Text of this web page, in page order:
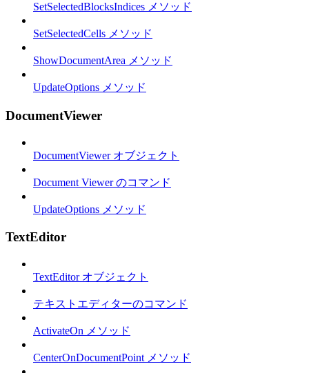
SetSelectedBlocksIndices メソッド
SetSelectedCells メソッド
ShowDocumentArea メソッド
UpdateOptions メソッド
DocumentViewer
DocumentViewer オブジェクト
Document Viewer のコマンド
UpdateOptions メソッド
TextEditor
TextEditor オブジェクト
テキストエディターのコマンド
ActivateOn メソッド
CenterOnDocumentPoint メソッド